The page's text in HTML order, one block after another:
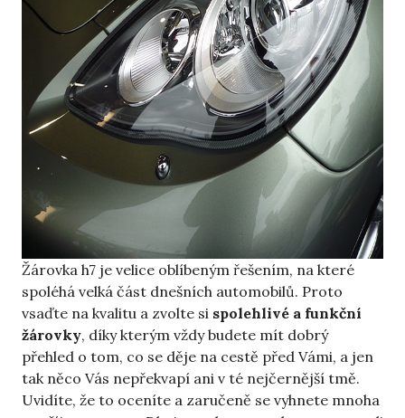
Žárovka h7 je velice oblíbeným řešením, na které
spoléhá velká část dnešních automobilů. Proto
vsaďte na kvalitu a zvolte si spolehlivé a funkční
žárovky, díky kterým vždy budete mít dobrý
přehled o tom, co se děje na cestě před Vámi, a jen
tak něco Vás nepřekvapí ani v té nejčernější tmě.
Uvidíte, že to oceníte a zaručeně se vyhnete mnoha